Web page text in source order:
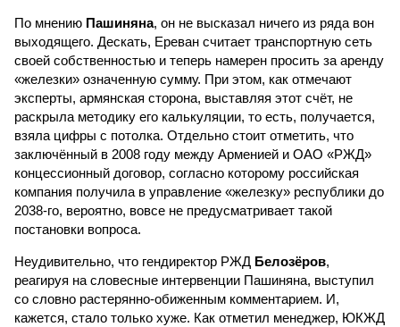
По мнению Пашиняна, он не высказал ничего из ряда вон
выходящего. Дескать, Ереван считает транспортную сеть
своей собственностью и теперь намерен просить за аренду
«железки» означенную сумму. При этом, как отмечают
эксперты, армянская сторона, выставляя этот счёт, не
раскрыла методику его калькуляции, то есть, получается,
взяла цифры с потолка. Отдельно стоит отметить, что
заключённый в 2008 году между Арменией и ОАО «РЖД»
концессионный договор, согласно которому российская
компания получила в управление «железку» республики до
2038-го, вероятно, вовсе не предусматривает такой
постановки вопроса.
Неудивительно, что гендиректор РЖД Белозёров,
реагируя на словесные интервенции Пашиняна, выступил
со словно растерянно-обиженным комментарием. И,
кажется, стало только хуже. Как отметил менеджер, ЮКЖД